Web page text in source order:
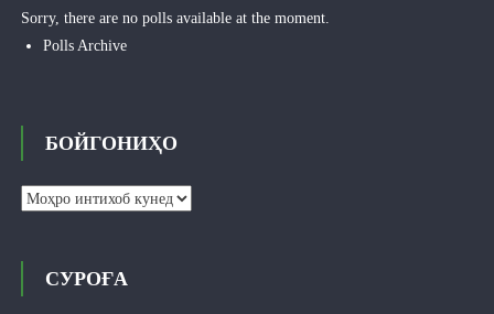
Sorry, there are no polls available at the moment.
Polls Archive
БОЙГОНИҲО
Бойгониҳо
СУРОҒА